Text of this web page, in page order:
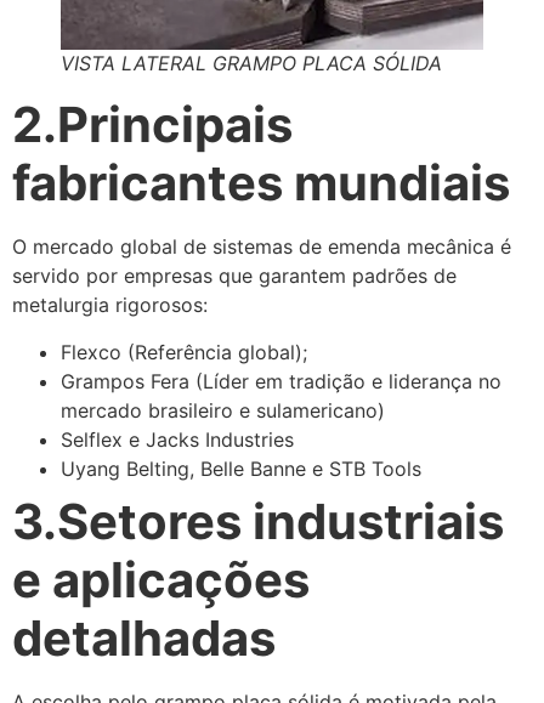
VISTA LATERAL GRAMPO PLACA SÓLIDA
2.Principais
fabricantes mundiais
O mercado global de sistemas de emenda mecânica é
servido por empresas que garantem padrões de
metalurgia rigorosos:
Flexco (Referência global);
Grampos Fera (Líder em tradição e liderança no
mercado brasileiro e sulamericano)
Selflex e Jacks Industries
Uyang Belting, Belle Banne e STB Tools
3.Setores industriais
e aplicações
detalhadas